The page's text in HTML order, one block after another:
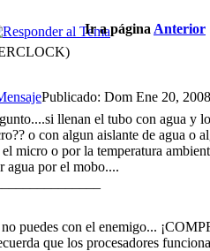
Ir a página Anterior
Publicado: Dom Ene 20,
llenan el tubo con agua y
o con algun aislante de agua o
micro o por la temperatura
agua por el mobo....
puedes con el enemigo...
que los procesadores